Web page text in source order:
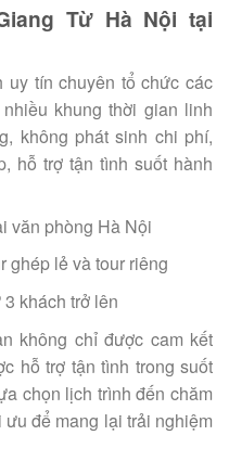
Từ Hà Nội tại
tín chuyên tổ chức các
khung thời gian linh
không phát sinh chi phí,
hỗ trợ tận tình suốt hành
văn phòng Hà Nội
ghép lẻ và tour riêng
khách trở lên
không chỉ được cam kết
hỗ trợ tận tình trong suốt
chọn lịch trình đến chăm
để mang lại trải nghiệm